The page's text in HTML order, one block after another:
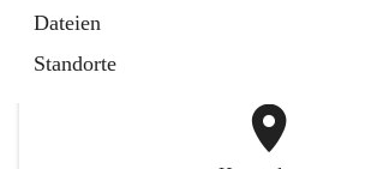
Dateien
Standorte